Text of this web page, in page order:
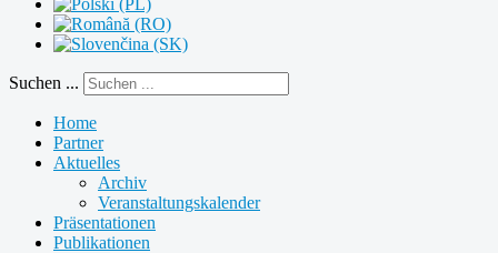
Suchen ...
Home
Partner
Aktuelles
Archiv
Veranstaltungskalender
Präsentationen
Publikationen